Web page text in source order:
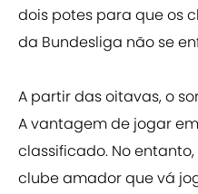
dois potes para que os
da Bundesliga não se
A partir das oitavas, o
A vantagem de jogar
classificado. No
clube amador que vá